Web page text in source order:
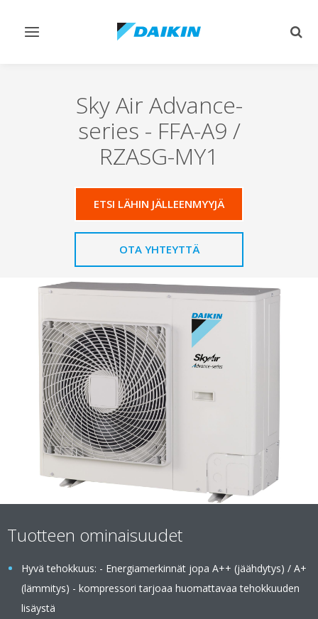
Vaihda
Sky Air Advance-
series - FFA-A9 /
RZASG-MY1
ETSI LÄHIN JÄLLEENMYYJÄ
OTA YHTEYTTÄ
Tuotteen ominaisuudet
Hyvä tehokkuus: - Energiamerkinnät jopa A++ (jäähdytys) / A+
(lämmitys) - kompressori tarjoaa huomattavaa tehokkuuden
lisäystä